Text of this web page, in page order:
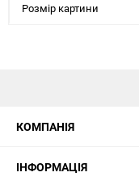
Розмір картини
КОМПАНІЯ
ІНФОРМАЦІЯ